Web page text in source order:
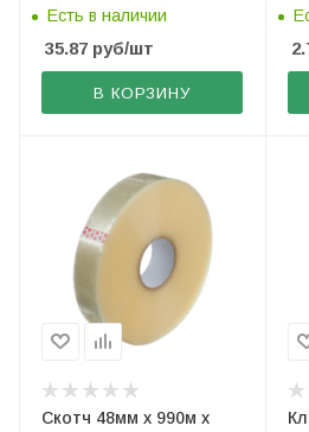
Есть в наличии
35.87 руб/шт
В КОРЗИНУ
Скотч 48мм х 990м х